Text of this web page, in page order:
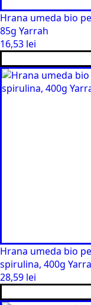
Hrana umeda bio
85g Yarrah
16,53 lei
Hrana umeda bio
spirulina, 400g
28,59 lei